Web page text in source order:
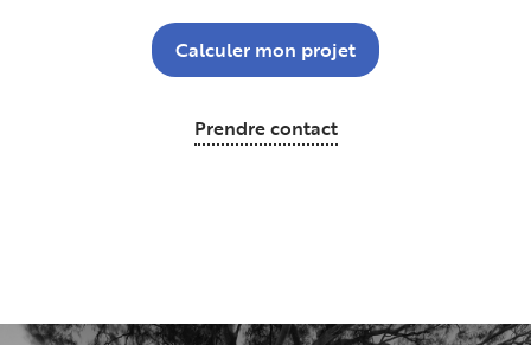
Calculer mon projet
Prendre contact